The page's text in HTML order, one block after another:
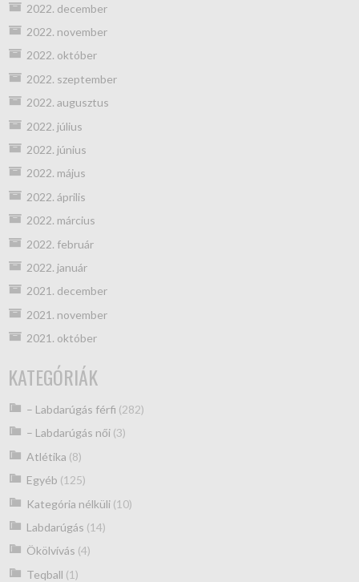
2022. december
2022. november
2022. október
2022. szeptember
2022. augusztus
2022. július
2022. június
2022. május
2022. április
2022. március
2022. február
2022. január
2021. december
2021. november
2021. október
KATEGÓRIÁK
– Labdarúgás férfi (282)
– Labdarúgás női(3)
Atlétika (8)
Egyéb (125)
Kategória nélküli(10)
Labdarúgás (14)
Ökölvívás (4)
Teqball (1)